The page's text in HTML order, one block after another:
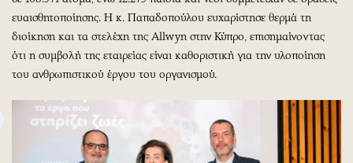
ευαισθητοποίησης. Η κ. Παπαδοπούλου ευχαρίστησε θερμά τη
διοίκηση και τα στελέχη της Allwyn στην Κύπρο, επισημαίνοντας
ότι η συμβολή της εταιρείας είναι καθοριστική για την υλοποίηση
του ανθρωπιστικού έργου του οργανισμού.